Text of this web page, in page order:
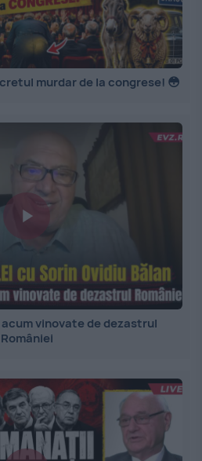
murdar de la congrese! 😳
vinovate de dezastrul
României